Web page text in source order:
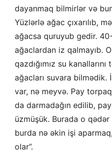
dayanmaq bilmirlər və
Yüzlərlə ağac çıxarılıb,
ağacsa quruyub gedir.
ağaclardan iz qalmayıb.
qazdığımız su
ağacları suvara
var, nə meyvə. Pay
da darmadağın edilib,
üzmüşük. Burada o qədər
burda nə əkin işi
olar”.